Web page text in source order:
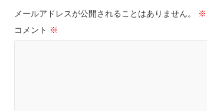
メールアドレスが公開されることはありません。 ※
コメント ※